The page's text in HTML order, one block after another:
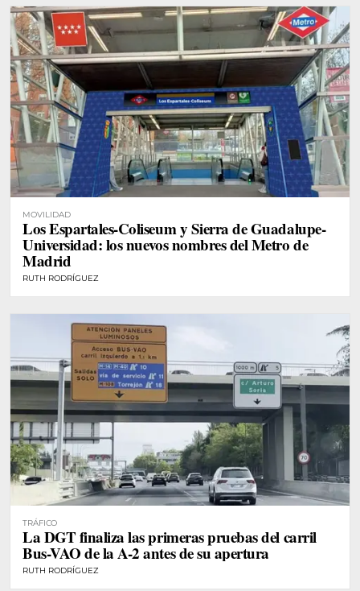
MOVILIDAD
Los Espartales-Coliseum y Sierra de Guadalupe-
Universidad: los nuevos nombres del Metro de
Madrid
RUTH RODRÍGUEZ
TRÁFICO
La DGT finaliza las primeras pruebas del carril
Bus-VAO de la A-2 antes de su apertura
RUTH RODRÍGUEZ